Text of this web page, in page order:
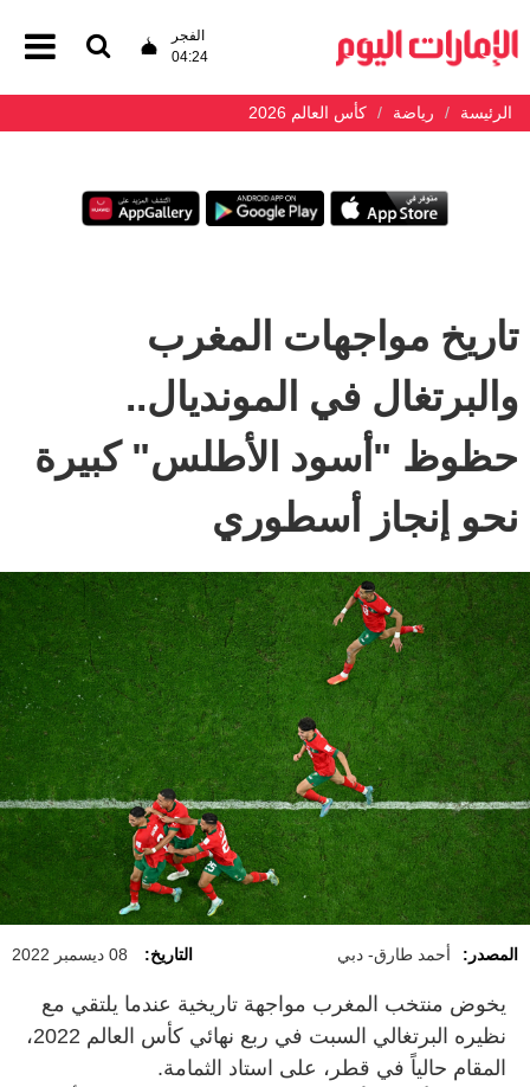
الفجر
04:24
الرئيسة رياضة كأس العالم 2026
تاريخ مواجهات المغرب
والبرتغال في المونديال..
حظوظ "أسود الأطلس" كبيرة
نحو إنجاز أسطوري
المصدر: أحمد طارق- دبي التاريخ: 08 ديسمبر 2022
يخوض منتخب المغرب مواجهة تاريخية عندما يلتقي مع
نظيره البرتغالي السبت في ربع نهائي كأس العالم 2022،
المقام حالياً في قطر، على استاد الثمامة.